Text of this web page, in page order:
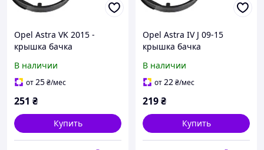
Opel Astra VK 2015 -
крышка бачка
В наличии
от25₴/мес
251 ₴
Купить
Opel Astra IV J 09-15
крышка бачка
В наличии
от22₴/мес
219₴
Купить